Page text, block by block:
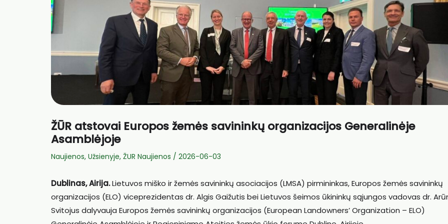
ŽŪR atstovai Europos žemės savininkų organizacijos Generalinėje
Asamblėjoje
Naujienos, Užsienyje, ŽUR Naujienos / 2026-06-03
Dublinas, Airija.Lietuvos miško ir žemės savininkų asociacijos (LMSA) pirmininkas, Europos žemės savininkų
organizacijos (ELO) viceprezidentas dr. Algis Gaižutis bei Lietuvos šeimos ūkininkų sąjungos vadovas dr.
Svitojus dalyvauja Europos žemės savininkų organizacijos (European Landowners’ Organization – ELO)